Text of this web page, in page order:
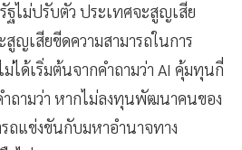
ฐไม่ปรับตัว ประเทศจะสูญเสีย
ญเสียขีดความสามารถในการ
ได้เริ่มต้นจากคำถามว่า AI คุ้มทุนกี่
ำถามว่า หากไม่ลงทุนพัฒนาคนของ
ถแข่งขันกับมหาอำนาจทาง